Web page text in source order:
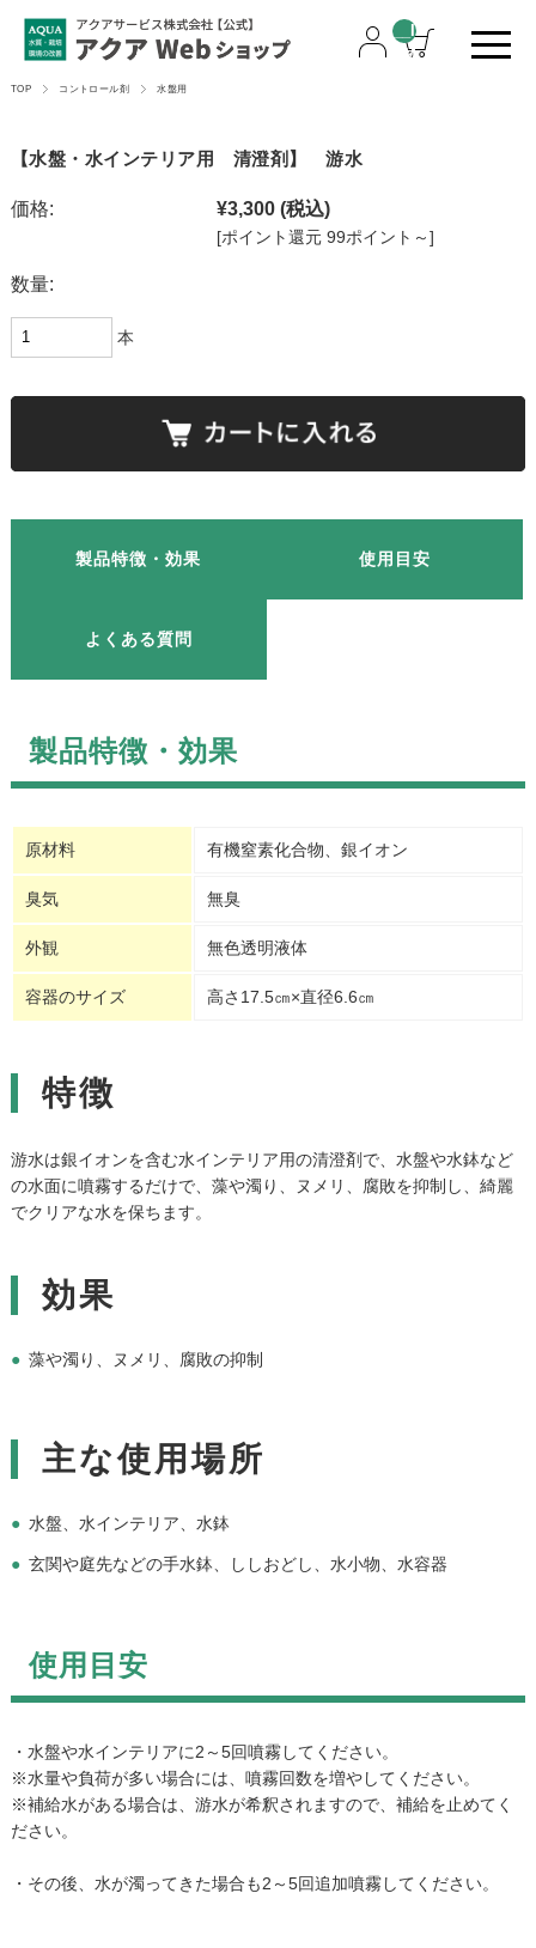
__I
TM
TOP コントロール剤 水盤用
游水
清澄剤
【水盤・水インテリア用 清澄剤】 游水
価格: ¥3,300 (税込)
[ポイント還元 99ポイント～]
数量:
本
製品特徴・効果 使用目安
よくある質問
製品特徴・効果
原材料 有機窒素化合物、銀イオン
臭気 無臭
外観 無色透明液体
容器のサイズ 高さ17.5㎝×直径6.6㎝
特徴
游水は銀イオンを含む水インテリア用の清澄剤で、水盤や水鉢など
の水面に噴霧するだけで、藻や濁り、ヌメリ、腐敗を抑制し、綺麗
でクリアな水を保ちます。
効果
藻や濁り、ヌメリ、腐敗の抑制
主な使用場所
水盤、水インテリア、水鉢
玄関や庭先などの手水鉢、ししおどし、水小物、水容器
使用目安
・水盤や水インテリアに2～5回噴霧してください。
※水量や負荷が多い場合には、噴霧回数を増やしてください。
※補給水がある場合は、游水が希釈されますので、補給を止めてく
ださい。
・その後、水が濁ってきた場合も2～5回追加噴霧してください。